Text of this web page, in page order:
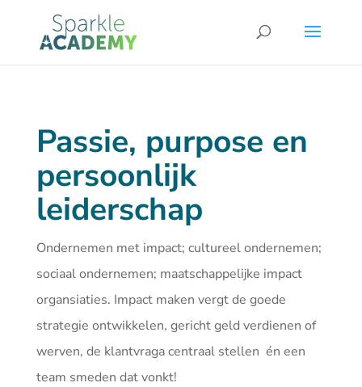
Passie, purpose en
persoonlijk
leiderschap
Ondernemen met impact; cultureel ondernemen;
sociaal ondernemen; maatschappelijke impact
organsiaties. Impact maken vergt de goede
strategie ontwikkelen, gericht geld verdienen of
werven, de klantvraga centraal stellen én een
team smeden dat vonkt!